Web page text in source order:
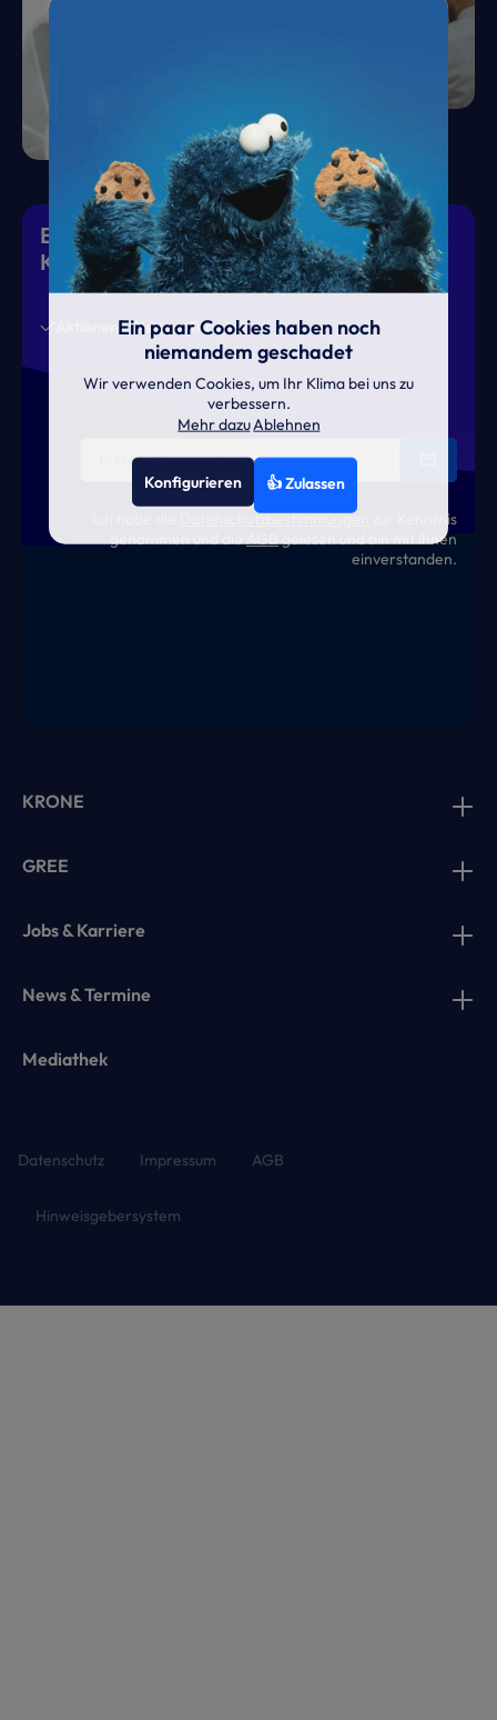
Eiskalte Deals & heiße News für gutes
Klima
News Termine
Datenschutzbestimmungen
zur Kenntnis
genommen und dieAGBgelesen und bin mit ihnen
einverstanden.
KRONE
GREE
Jobs & Karriere
News & Termine
Mediathek
Datenschutz Impressum AGB
Hinweisgebersystem
Ein paar Cookies haben noch
niemandem geschadet
Wir verwenden Cookies, um Ihr Klima bei uns zu
verbessern.
Mehr dazuAblehnen
Konfigurieren 👍 Zulassen